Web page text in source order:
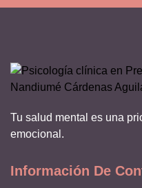
Tu salud mental es una
emocional.
Información De